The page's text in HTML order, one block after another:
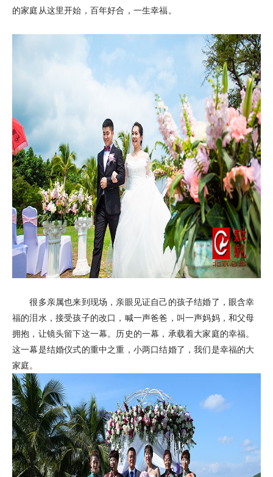
的家庭从这里开始，百年好合，一生幸福。
很多亲属也来到现场，亲眼见证自己的孩子结婚了，眼含幸
福的泪水，接受孩子的改口，喊一声爸爸，叫一声妈妈，和父母
拥抱，让镜头留下这一幕。历史的一幕，承载着大家庭的幸福。
这一幕是结婚仪式的重中之重，小两口结婚了，我们是幸福的大
家庭。